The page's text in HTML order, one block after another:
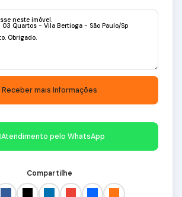
Atendimento pelo WhatsApp
Compartilhe